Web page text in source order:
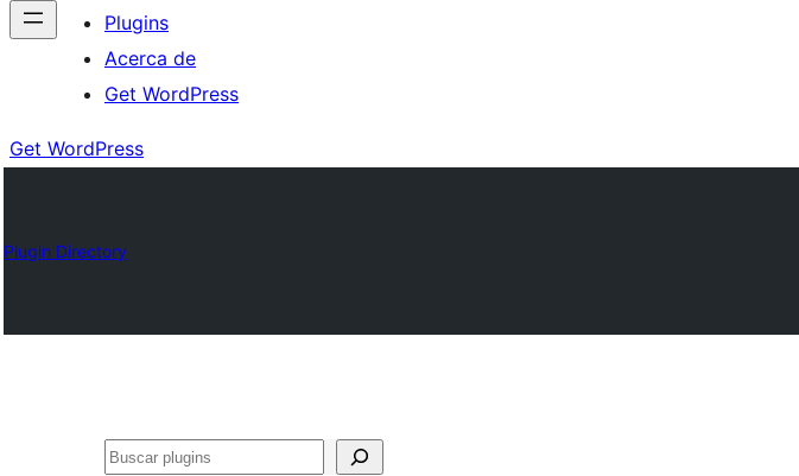
Plugins
Acerca de
Get WordPress
Get WordPress
Plugin Directory
Buscar